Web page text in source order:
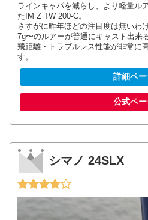
ラインキャパを減らし、より軽量ル
たIM Z TW 200-C。
さすがに昨年ほどの注目度は無いわ
7g〜のルアーが普通にキャスト出来
飛距離・トラブルレス性能が非常に
す。
詳細ペ
公式ペ
シマノ 24SLX